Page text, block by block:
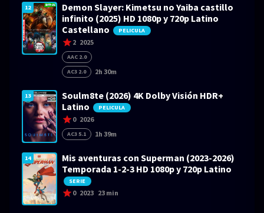
12
Demon Slayer: Kimetsu no Yaiba castillo
infinito (2025) HD 1080p y 720p Latino
Castellano
PELICULA
2 2025
AAC 2.0
AC3 2.0
2h 30m
13
Soulm8te (2026) 4K Dolby Visión HDR+
Latino
PELICULA
0 2026
AC3 5.1 1h 39m
14
Mis aventuras con Superman (2023-2026)
Temporada 1-2-3 HD 1080p y 720p Latino
SERIE
0 2023 23 min